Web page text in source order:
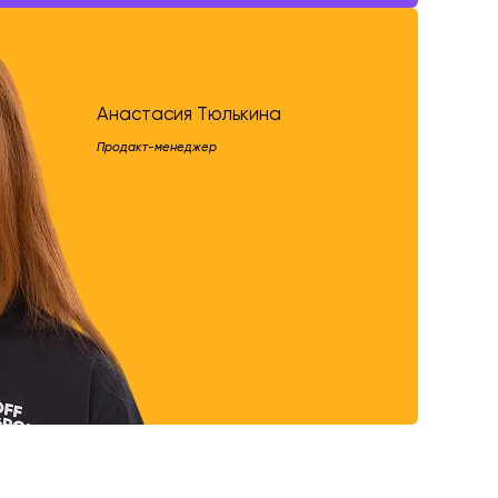
Анастасия Тюлькина
Продакт-менеджер